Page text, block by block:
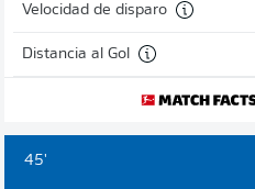
Velocidad de disparo
Distancia al Gol
45'